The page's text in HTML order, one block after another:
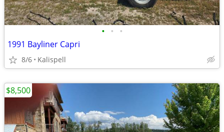
• • •
1991 Bayliner Capri
8/6 Kalispell
$8,500